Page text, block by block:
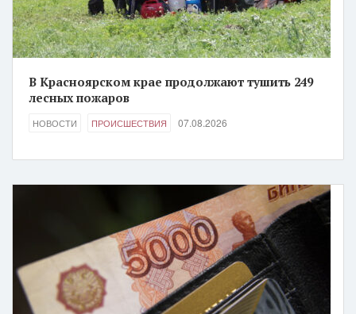
В Красноярском крае продолжают тушить 249
лесных пожаров
НОВОСТИ ПРОИСШЕСТВИЯ 07.08.2026